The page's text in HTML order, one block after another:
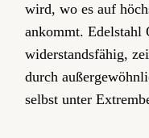
wird, wo es auf
ankommt. Edelstahl
widerstandsfähig,
durch
selbst unter